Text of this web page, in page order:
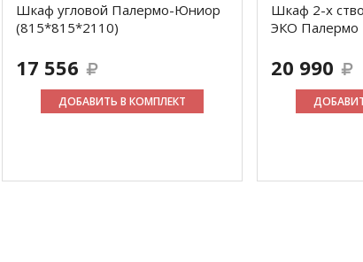
Шкаф угловой Палермо-Юниор
(815*815*2110)
17 556
ДОБАВИТЬ В КОМПЛЕКТ
Шкаф 2-х
ЭКО Палермо
20 990